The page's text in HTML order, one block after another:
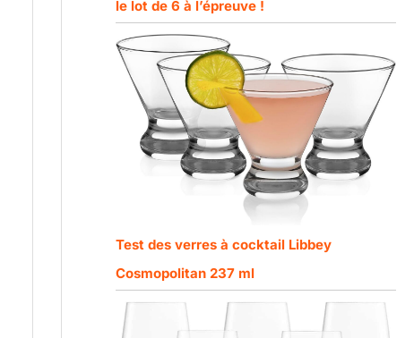
le lot de 6 à l’épreuve !
Test des verres à cocktail Libbey
Cosmopolitan 237 ml